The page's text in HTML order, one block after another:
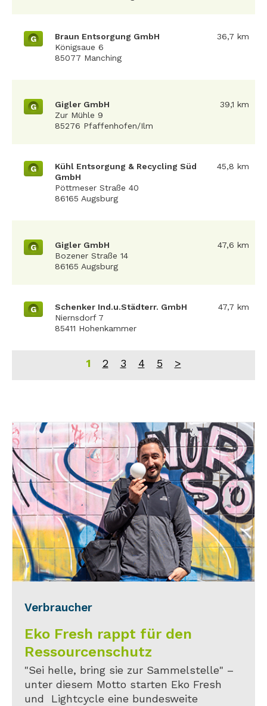
G
Braun Entsorgung GmbH
Königsaue 6
85077 Manching
36,7 km
G
Gigler GmbH
Zur Mühle 9
85276 Pfaffenhofen/Ilm
39,1 km
G
Kühl Entsorgung & Recycling Süd
GmbH
Pöttmeser Straße 40
86165 Augsburg
45,8 km
G
Gigler GmbH
Bozener Straße 14
86165 Augsburg
47,6 km
G
Schenker Ind.u.Städterr. GmbH
Niernsdorf 7
85411 Hohenkammer
47,7 km
1 2 3 4 5 >
Verbraucher
Eko Fresh rappt für den
Ressourcenschutz
"Sei helle, bring sie zur Sammelstelle" –
unter diesem Motto starten Eko Fresh
und Lightcycle eine bundesweite